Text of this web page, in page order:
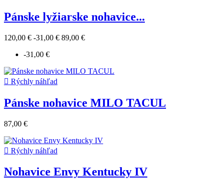
Pánske lyžiarske nohavice...
120,00 € -31,00 € 89,00 €
-31,00 €
 Rýchly náhľad
Pánske nohavice MILO TACUL
87,00 €
 Rýchly náhľad
Nohavice Envy Kentucky IV